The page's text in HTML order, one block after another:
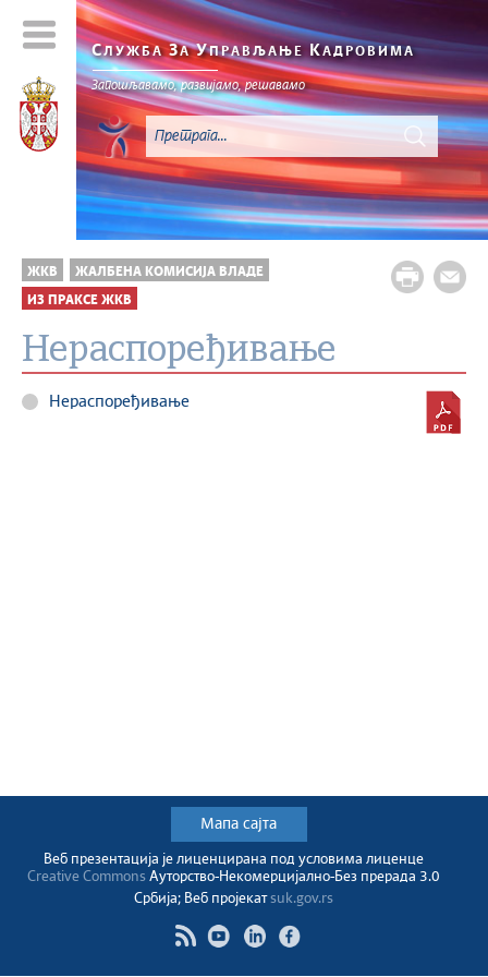
СЛУЖБА ЗАУПРАВЉАЊЕ КАДРОВИМА
Запошљавамо, развијамо, решавамо
ЖКВ ЖАЛБЕНА КОМИСИЈА ВЛАДЕ
ИЗ ПРАКСЕ ЖКВ
Нераспоређивање
Нераспоређивање
Мапа сајта
Веб презентација jе лиценциранa под условима лиценце
Creative CommonsАуторство-Некомерцијално-Без прерада 3.0
Србија; Веб пројекатsuk.gov.rs